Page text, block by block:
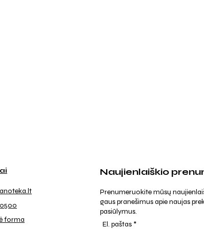
forma
Naujienlaiškio
Prenumeruokite mūsų
gaus pranešimus apie naujas
pasiūlymus.
El. paštas